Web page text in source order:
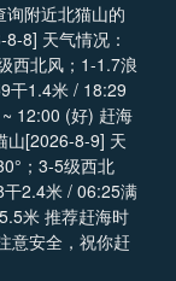
询附近北猫山的
8] 天气情况：
西北风；1-1.7浪
干1.4米 / 18:29
12:00 (好) 赶海
；3-5级西北
2.4米 / 06:25满
米 推荐赶海时
意安全，祝你赶